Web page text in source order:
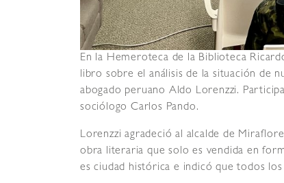
En la Hemeroteca de la Biblioteca
libro sobre el análisis de la situación de
abogado peruano Aldo Lorenzzi.
sociólogo Carlos Pando.
Lorenzzi agradeció al alcalde de
obra literaria que solo es vendida en
es ciudad histórica e indicó que todos